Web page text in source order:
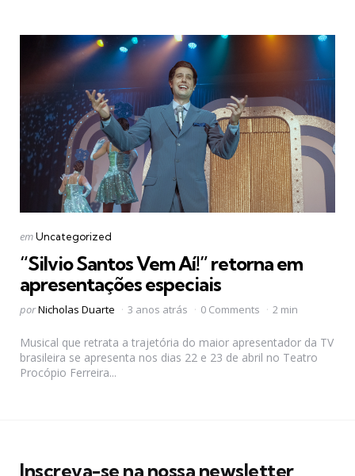
Categorias
Postado
emUncategorized
“Silvio Santos Vem Aí!” retorna em
apresentações especiais
Postado
porNicholas Duarte 3 anos atrás 0 Comments 2 min
Musical que retrata a trajetória do maior apresentador da TV
brasileira se apresenta nos dias 22 e 23 de abril no Teatro
Procópio Ferreira...
Inscreva-se na nossa newsletter